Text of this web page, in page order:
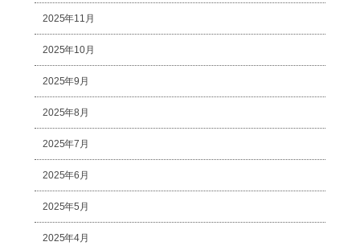
2025年11月
2025年10月
2025年9月
2025年8月
2025年7月
2025年6月
2025年5月
2025年4月